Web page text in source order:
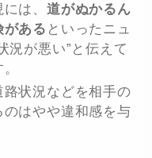
には、道がぬかるん
がある といったニュ
況が悪い”と伝えて
状況などを相手の
はやや違和感を与